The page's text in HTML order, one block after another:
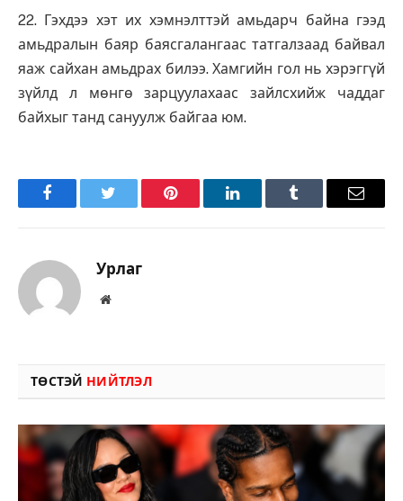
22. Гэхдээ хэт их хэмнэлттэй амьдарч байна гээд
амьдралын баяр баясгалангаас татгалзаад байвал
яаж сайхан амьдрах билээ. Хамгийн гол нь хэрэггүй
зүйлд л мөнгө зарцуулахаас зайлсхийж чаддаг
байхыг танд сануулж байгаа юм.
FacebookTwitter Pinterest LinkedInTumblr Имэйл
Урлаг
Вэбсайт
ТӨСТЭЙ НИЙТЛЭЛ